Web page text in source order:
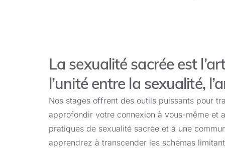
La sexualité sacrée est
l’unité entre la sexualité,
Nos stages offrent des outils puissants pour
approfondir votre connexion à vous-même et
pratiques de sexualité sacrée et à une
apprendrez à transcender les schémas